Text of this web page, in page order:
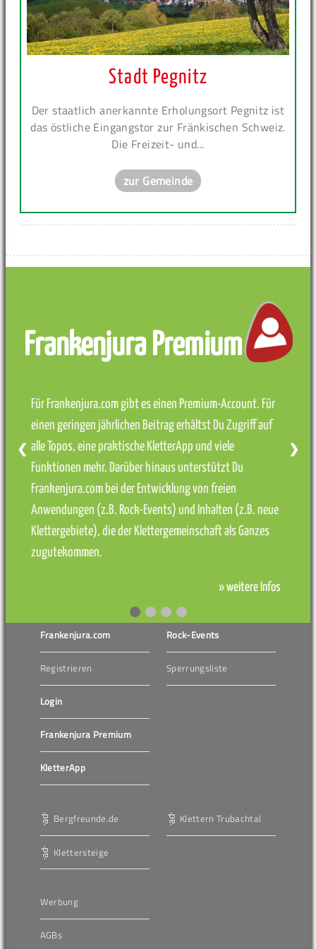
Stadt Pegnitz
Der staatlich anerkannte Erholungsort Pegnitz ist
das östliche Eingangstor zur Fränkischen Schweiz.
Die Freizeit- und...
zur Gemeinde
Frankenjura Premium
Für Frankenjura.com gibt es einen Premium-Account. Für
einen geringen jährlichen Beitrag erhältst Du Zugriff auf
alle Topos, eine praktische KletterApp und viele
Funktionen mehr. Darüber hinaus unterstützt Du
Frankenjura.com bei der Entwicklung von freien
Anwendungen (z.B. Rock-Events) und Inhalten (z.B. neue
Klettergebiete), die der Klettergemeinschaft als Ganzes
zugutekommen.
» weitere Infos
❮ ❯
Frankenjura.com
Registrieren
Login
Frankenjura Premium
KletterApp
Rock-Events
Sperrungsliste
Bergfreunde.de
Klettersteige
Klettern Trubachtal
Werbung
AGBs